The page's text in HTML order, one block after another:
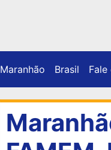
Maranhão Brasil